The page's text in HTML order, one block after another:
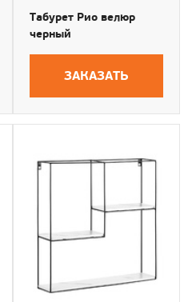
Табурет Рио велюр
черный
ЗАКАЗАТЬ